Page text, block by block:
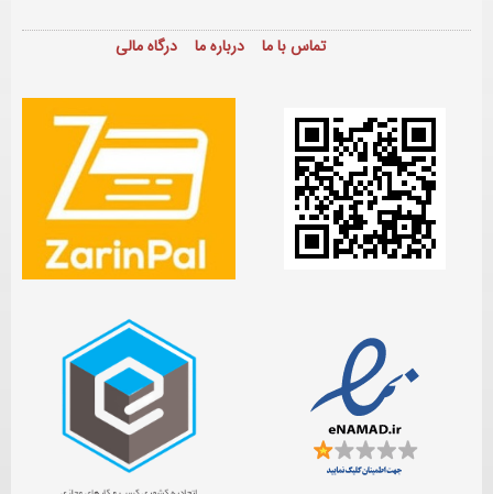
تماس با ما درباره ما درگاه مالی